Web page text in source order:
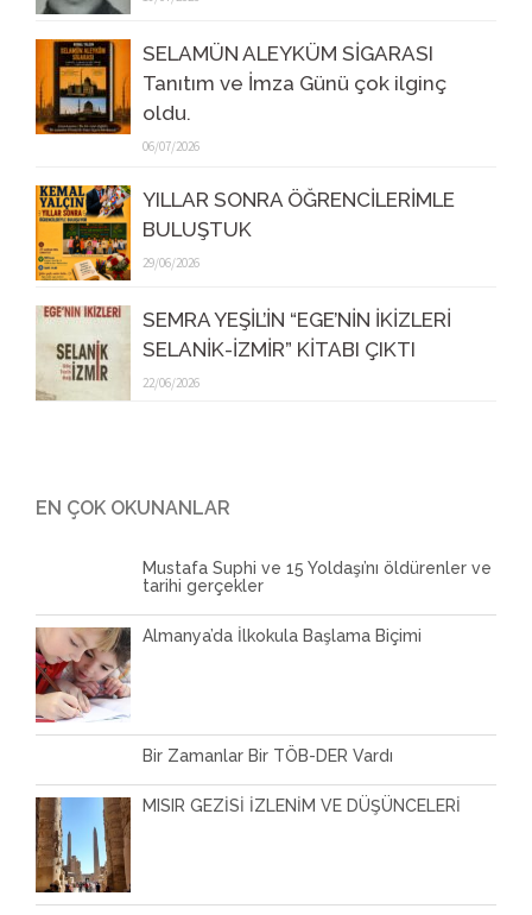
SELAMÜN ALEYKÜM SİGARASI
Tanıtım ve İmza Günü çok ilginç
oldu.
06/07/2026
YILLAR SONRA ÖĞRENCİLERİMLE
BULUŞTUK
29/06/2026
SEMRA YEŞİL’İN “EGE’NİN İKİZLERİ
SELANİK-İZMİR” KİTABI ÇIKTI
22/06/2026
EN ÇOK OKUNANLAR
Mustafa Suphi ve 15 Yoldaşı’nı öldürenler ve
tarihi gerçekler
Almanya’da İlkokula Başlama Biçimi
Bir Zamanlar Bir TÖB-DER Vardı
MISIR GEZİSİ İZLENİM VE DÜŞÜNCELERİ